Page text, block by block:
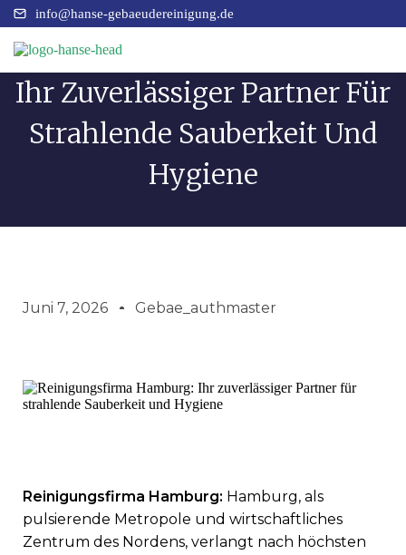
info@hanse-gebaeudereinigung.de
Reinigungsfirma Hamburg:
Ihr Zuverlässiger Partner Für
Strahlende Sauberkeit Und
Hygiene
Juni 7, 2026 Gebae_authmaster
Reinigungsfirma Hamburg: Hamburg, als
pulsierende Metropole und wirtschaftliches
Zentrum des Nordens, verlangt nach höchsten
Büro &
Gewerbe
gebaeudereinigung.de
Startseite
Über
Kontakt
Impressum